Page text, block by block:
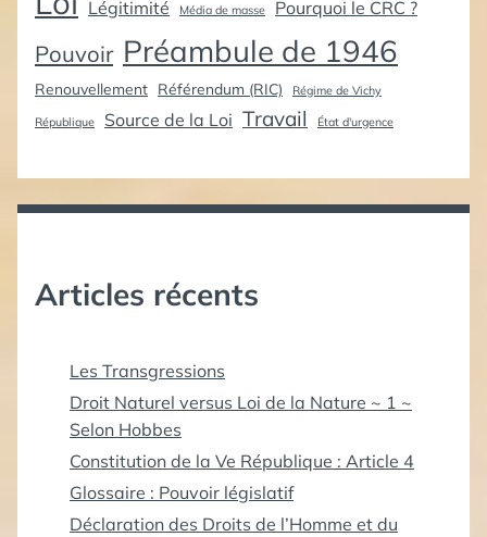
Légitimité Média de masse Pourquoi le CRC ?
Pouvoir Préambule de 1946
Renouvellement Référendum (RIC) Régime de Vichy
République Source de la Loi Travail État d'urgence
Articles récents
Les Transgressions
Droit Naturel versus Loi de la Nature ~ 1 ~
Selon Hobbes
Constitution de la Ve République : Article 4
Glossaire : Pouvoir législatif
Déclaration des Droits de l’Homme et du